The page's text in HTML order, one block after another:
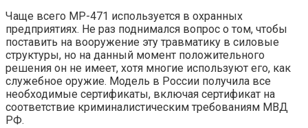
Чаще всего МР-471 используется в охранных
предприятиях. Не раз поднимался вопрос о том, чтобы
поставить на вооружение эту травматику в силовые
структуры, но на данный момент положительного
решения он не имеет, хотя многие используют его, как
служебное оружие. Модель в России получила все
необходимые сертификаты, включая сертификат на
соответствие криминалистическим требованиям МВД
РФ.